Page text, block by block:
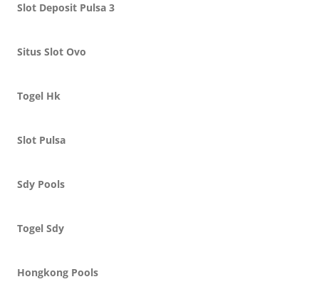
Slot Deposit Pulsa 3
Situs Slot Ovo
Togel Hk
Slot Pulsa
Sdy Pools
Togel Sdy
Hongkong Pools